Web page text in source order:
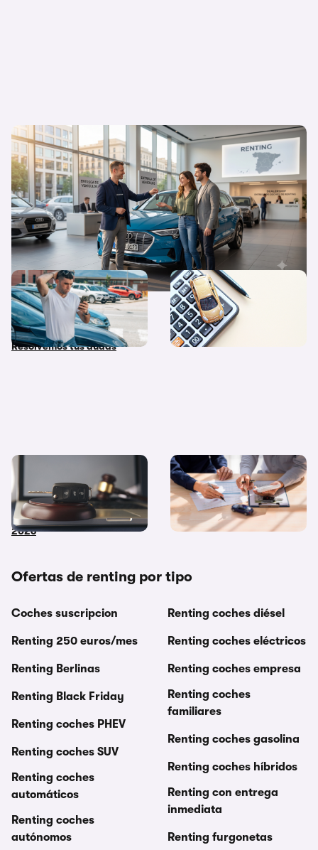
Flexibilidad o propiedad: ¿Por qué el
renting triunfa cada vez más en España?
¿Qué diferencias hay entre
coche nuevo, coche de
stock y coche de Km 0?
Resolvemos tus dudas
Quiero un coche nuevo… ¿lo
pago al contado o financio
su compra?
Coches de subasta pública:
dónde y cómo comprar
coches embargados en
2026
Diferencias entre
financiación y renting ¿Cuál
me interesa más?
Ofertas de renting por tipo
Coches suscripcion
Renting 250 euros/mes
Renting Berlinas
Renting Black Friday
Renting coches PHEV
Renting coches SUV
Renting coches
automáticos
Renting coches
autónomos
Renting coches diésel
Renting coches eléctricos
Renting coches empresa
Renting coches
familiares
Renting coches gasolina
Renting coches híbridos
Renting con entrega
inmediata
Renting furgonetas